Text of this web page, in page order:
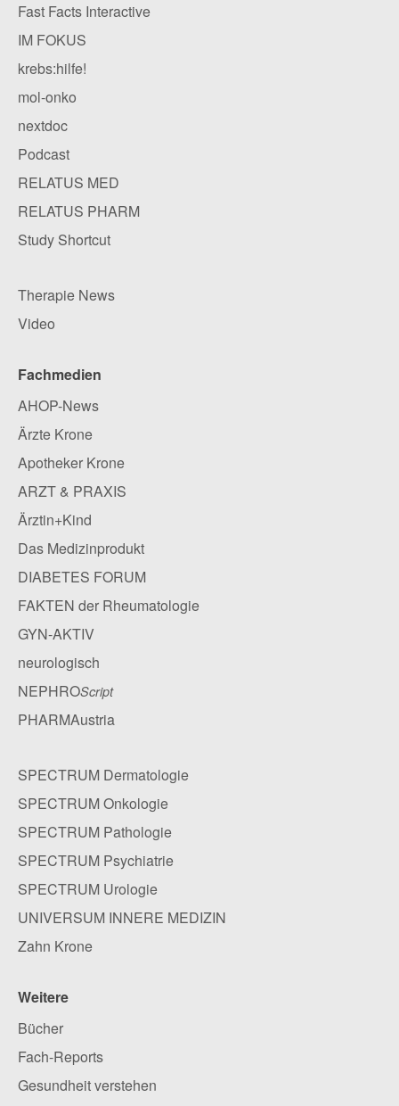
Fast Facts Interactive
IM FOKUS
krebs:hilfe!
mol-onko
nextdoc
Podcast
RELATUS MED
RELATUS PHARM
Study Shortcut
Therapie News
Video
Fachmedien
AHOP-News
Ärzte Krone
Apotheker Krone
ARZT & PRAXIS
Ärztin+Kind
Das Medizinprodukt
DIABETES FORUM
FAKTEN der Rheumatologie
GYN-AKTIV
neurologisch
NEPHROScript
PHARMAustria
SPECTRUM Dermatologie
SPECTRUM Onkologie
SPECTRUM Pathologie
SPECTRUM Psychiatrie
SPECTRUM Urologie
UNIVERSUM INNERE MEDIZIN
Zahn Krone
Weitere
Bücher
Fach-Reports
Gesundheit verstehen